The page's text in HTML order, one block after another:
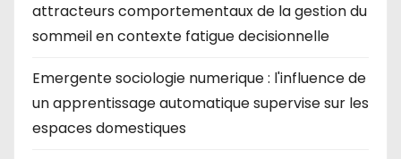
attracteurs comportementaux de la gestion du
sommeil en contexte fatigue decisionnelle
Emergente sociologie numerique : l'influence de
un apprentissage automatique supervise sur les
espaces domestiques